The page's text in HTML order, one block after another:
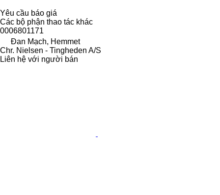
Yêu cầu báo giá
Các bộ phận thao tác khác
0006801171
Đan Mạch, Hemmet
Chr. Nielsen - Tingheden A/S
Liên hệ với người bán